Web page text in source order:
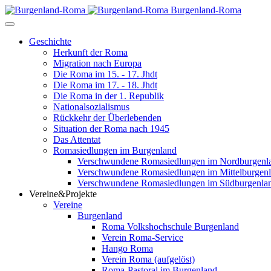
Burgenland-Roma
Geschichte
Herkunft der Roma
Migration nach Europa
Die Roma im 15. - 17. Jhdt
Die Roma im 17. - 18. Jhdt
Die Roma in der 1. Republik
Nationalsozialismus
Rückkehr der Überlebenden
Situation der Roma nach 1945
Das Attentat
Romasiedlungen im Burgenland
Verschwundene Romasiedlungen im
Verschwundene Romasiedlungen im
Verschwundene Romasiedlungen im
Vereine&Projekte
Vereine
Burgenland
Roma Volkshochschule Burgenland
Verein Roma-Service
Hango Roma
Verein Roma (aufgelöst)